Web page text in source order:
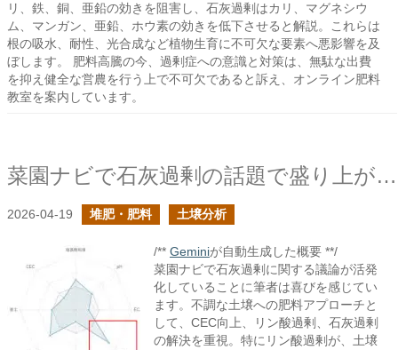
リ、鉄、銅、亜鉛の効きを阻害し、石灰過剰はカリ、マグネシウ
ム、マンガン、亜鉛、ホウ素の効きを低下させると解説。これらは
根の吸水、耐性、光合成など植物生育に不可欠な要素へ悪影響を及
ぼします。 肥料高騰の今、過剰症への意識と対策は、無駄な出費
を抑え健全な営農を行う上で不可欠であると訴え、オンライン肥料
教室を案内しています。
菜園ナビで石灰過剰の話題で盛り上がっていて嬉しい
2026-04-19 堆肥・肥料 土壌分析
/** Geminiが自動生成した概要 **/
菜園ナビで石灰過剰に関する議論が活発
化していることに筆者は喜びを感じてい
ます。不調な土壌への肥料アプローチと
して、CEC向上、リン酸過剰、石灰過剰
の解決を重視。特にリン酸過剰が、土壌